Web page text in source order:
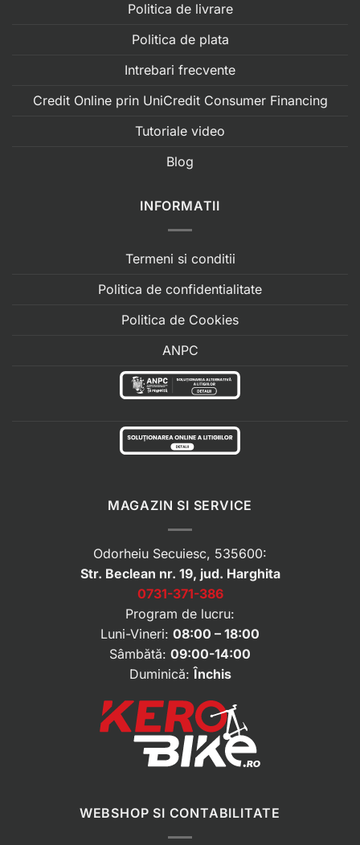
Politica de livrare
Politica de plata
Intrebari frecvente
Credit Online prin UniCredit Consumer Financing
Tutoriale video
Blog
INFORMATII
Termeni si conditii
Politica de confidentialitate
Politica de Cookies
ANPC
MAGAZIN SI SERVICE
Odorheiu Secuiesc, 535600:
Str. Beclean nr. 19, jud. Harghita
0731-371-386
Program de lucru:
Luni-Vineri: 08:00 – 18:00
Sâmbătă: 09:00-14:00
Duminică:Închis
WEBSHOP SI CONTABILITATE